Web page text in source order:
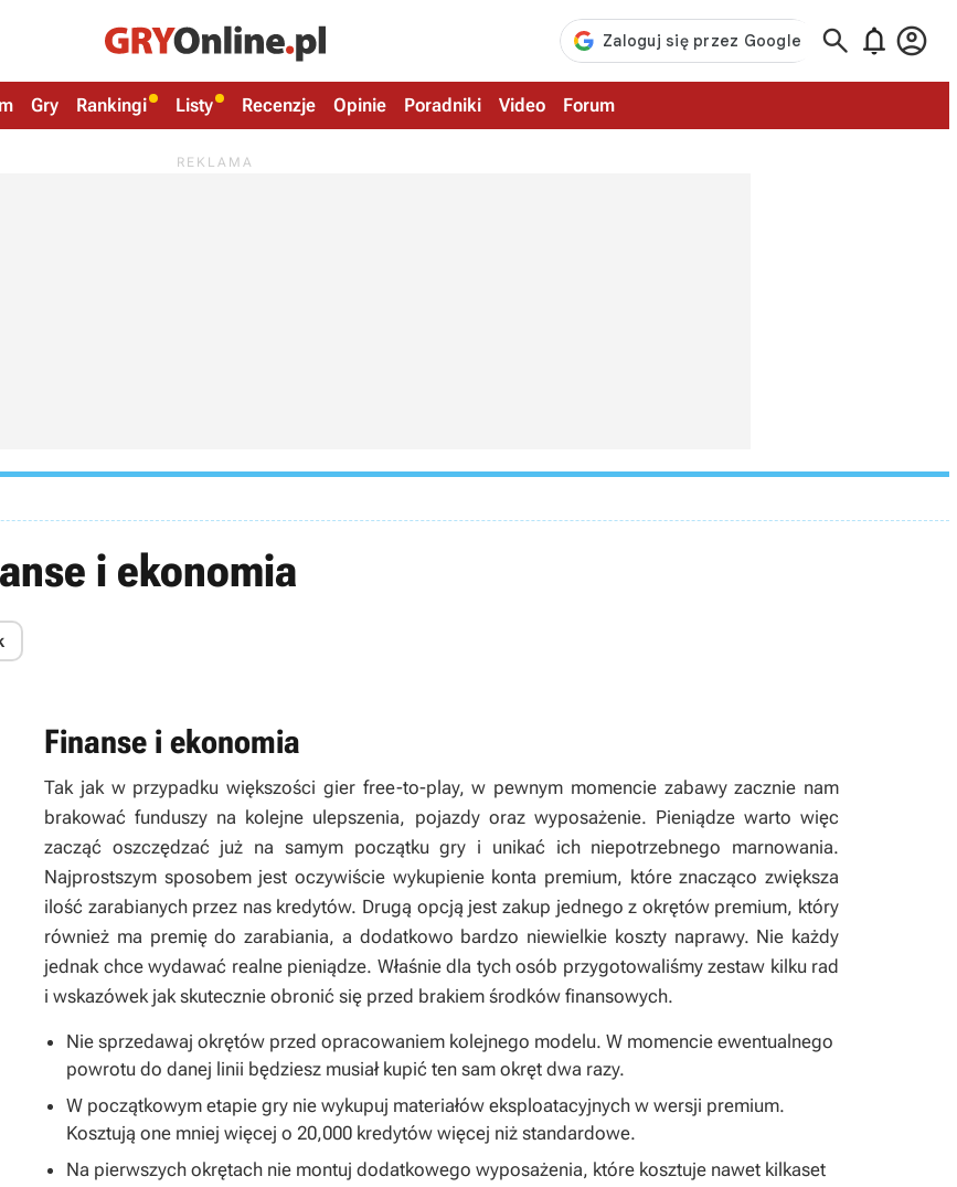
  
Gry Rankingi Listy Recenzje Opinie Poradniki Video Forum
i ekonomia
Finanse i ekonomia
Tak jak w przypadku większości gier free-to-play, w pewnym momencie zabawy zacznie nam
brakować funduszy na kolejne ulepszenia, pojazdy oraz wyposażenie. Pieniądze warto więc
zacząć oszczędzać już na samym początku gry i unikać ich niepotrzebnego marnowania.
Najprostszym sposobem jest oczywiście wykupienie konta premium, które znacząco zwiększa
ilość zarabianych przez nas kredytów. Drugą opcją jest zakup jednego z okrętów premium, który
również ma premię do zarabiania, a dodatkowo bardzo niewielkie koszty naprawy. Nie każdy
jednak chce wydawać realne pieniądze. Właśnie dla tych osób przygotowaliśmy zestaw kilku rad
i wskazówek jak skutecznie obronić się przed brakiem środków finansowych.
Nie sprzedawaj okrętów przed opracowaniem kolejnego modelu. W momencie ewentualnego
powrotu do danej linii będziesz musiał kupić ten sam okręt dwa razy.
W początkowym etapie gry nie wykupuj materiałów eksploatacyjnych w wersji premium.
Kosztują one mniej więcej o 20,000 kredytów więcej niż standardowe.
Na pierwszych okrętach nie montuj dodatkowego wyposażenia, które kosztuje nawet kilkaset